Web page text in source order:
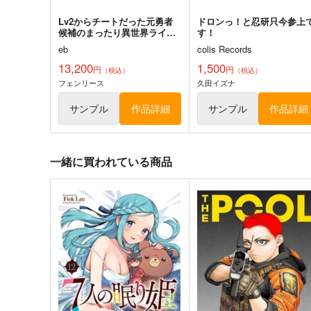
Lv2からチートだった元勇者
候補のまったり異世界ライフ-
フェンリース-160CMX50CM
抱き枕カバー【YC1253】
eb
13,200円 （税込）
フェンリース
サンプル 作品詳細
ドロンっ！と忍研只今参上
す！
colis Records
1,500円 （税込）
久田イズナ
サンプル 作品詳細
一緒に買われている商品